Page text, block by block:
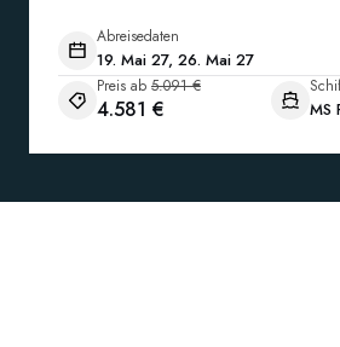
Abreisedaten
19. Mai 27, 26. Mai 27
Preis ab 5.091 €
4.581 € MS